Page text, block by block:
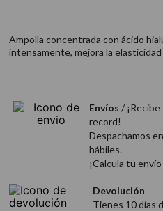
Ampolla concentrada con ácido
intensamente, mejora la elasticidad
Envíos /
record!
Despachamos
hábiles.
¡Calcula tu
Devolución
Tienes 10 días
9. acondicionador